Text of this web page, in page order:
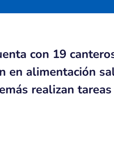
con 19
en alimentación
realizan